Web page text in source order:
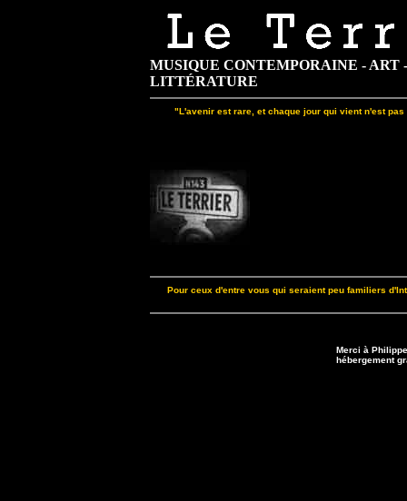
MUSIQUE CONTEMPORAINE - ART -
LITTÉRATURE
"L'avenir est rare, et chaque jour qui vient n'est
Pour ceux d'entre vous qui seraient peu familiers
Merci à
hébergement